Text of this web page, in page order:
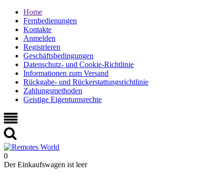
Home
Fernbedienungen
Kontakte
Anmelden
Registrieren
Geschäftsbedingungen
Datenschutz- und Cookie-Richtlinie
Informationen zum Versand
Rückgabe- und Rückerstattungsrichtlinie
Zahlungsmethoden
Geistige Eigentumsrechte
0
Der Einkaufswagen ist leer